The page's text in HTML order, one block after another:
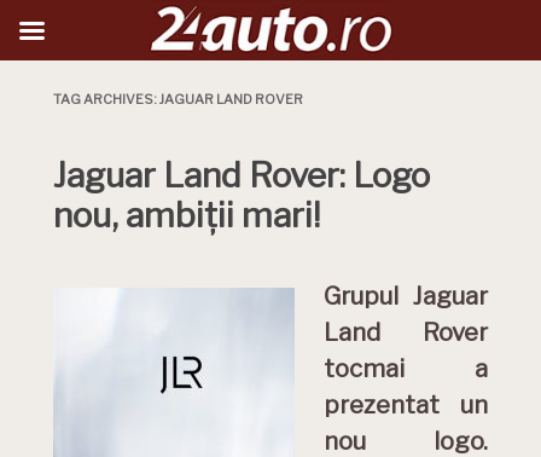
TAG ARCHIVES:JAGUAR LAND ROVER
Jaguar Land Rover: Logo
nou, ambiții mari!
Grupul Jaguar
Land Rover
tocmai a
prezentat un
nou logo.